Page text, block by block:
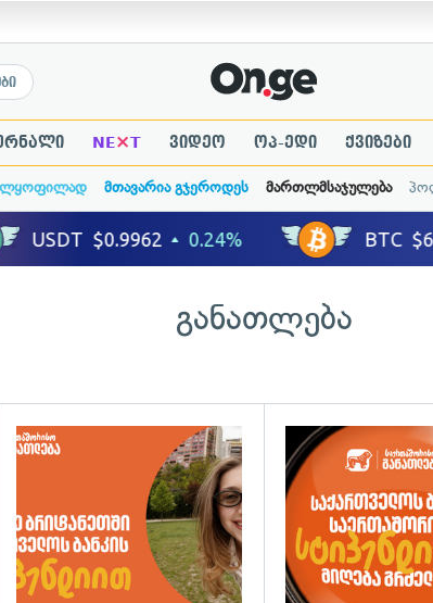
NE×T ვიდეო ოპ-ედი ქვიზები
მთავარია გჯეროდეს მართლმსაჯულება
განათლება